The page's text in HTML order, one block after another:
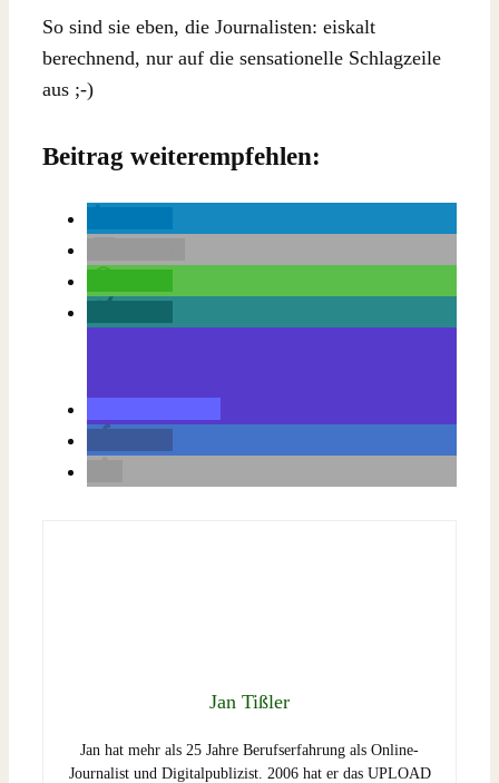
So sind sie eben, die Journalisten: eiskalt
berechnend, nur auf die sensationelle Schlagzeile
aus ;-)
Beitrag weiterempfehlen:
Jan Tißler
Jan hat mehr als 25 Jahre Berufserfahrung als Online-
Journalist und Digitalpublizist. 2006 hat er das UPLOAD